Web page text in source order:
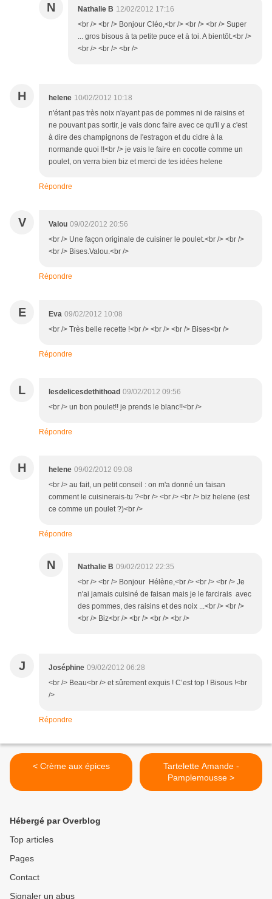
N Nathalie B 12/02/2012 17:16
<br /> <br /> Bonjour Cléo,<br /> <br /> <br /> Super
... gros bisous à ta petite puce et à toi. A bientôt.<br />
<br /> <br /> <br />
H helene 10/02/2012 10:18
n'étant pas très noix n'ayant pas de pommes ni de raisins et
ne pouvant pas sortir, je vais donc faire avec ce qu'il y a c'est
à dire des champignons de l'estragon et du cidre à la
normande quoi !!<br /> je vais le faire en cocotte comme un
poulet, on verra bien biz et merci de tes idées helene
Répondre
V Valou 09/02/2012 20:56
<br /> Une façon originale de cuisiner le poulet.<br /> <br />
<br /> Bises.Valou.<br />
Répondre
E Eva 09/02/2012 10:08
<br /> Très belle recette !<br /> <br /> <br /> Bises<br />
Répondre
L lesdelicesdethithoad 09/02/2012 09:56
<br /> un bon poulet!! je prends le blanc!!<br />
Répondre
H helene 09/02/2012 09:08
<br /> au fait, un petit conseil : on m'a donné un faisan
comment le cuisinerais-tu ?<br /> <br /> <br /> biz helene (est
ce comme un poulet ?)<br />
Répondre
N Nathalie B 09/02/2012 22:35
<br /> <br /> Bonjour Hélène,<br /> <br /> <br /> Je
n'ai jamais cuisiné de faisan mais je le farcirais avec
des pommes, des raisins et des noix ...<br /> <br />
<br /> Biz<br /> <br /> <br /> <br />
J Joséphine 09/02/2012 06:28
<br /> Beau<br /> et sûrement exquis ! C’est top ! Bisous !<br
/>
Répondre
< Crème aux épices
Tartelette Amande -
Pamplemousse >
Hébergé par Overblog
Top articles
Pages
Contact
Signaler un abus